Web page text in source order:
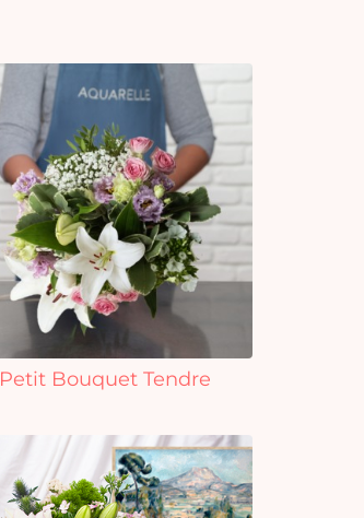
Petit Bouquet Tendre